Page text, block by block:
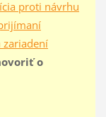
proti návrhu
zariadení
o